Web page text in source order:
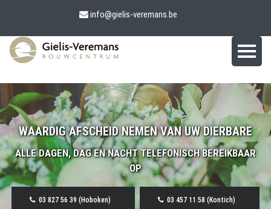
info@gielis-veremans.be
WAARDIG AFSCHEID NEMEN VAN UW DIERBARE
ALLE DAGEN, DAG EN NACHT TELEFONISCH BEREIKBAAR
OP
03 827 56 39 (Hoboken) 03 457 11 58 (Kontich)